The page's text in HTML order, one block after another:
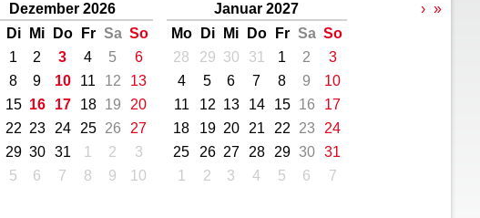
Dezember 2026
Di Mi Do Fr Sa So
1 2 3 4 5
6
8 9 10 11 12
13
15 16 17 18 19
20
22 23 24 25 26
27
29 30 31 1 2
3
5 6 7 8 9 10
Januar 2027
Mo
Di Mi Do Fr Sa So
28
29 30 31 1 2
3
4
5 6 7 8 9
10
11
12 13 14 15 16
17
18
19 20 21 22 23
24
25
26 27 28 29 30
31
1
2 3 4 5 6 7
› »